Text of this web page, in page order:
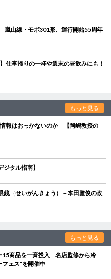
山線・モボ301形、運行開始55周年
仕事帰りの一杯や週末の昼飲みにも！
もっと見る
報はおっかないのか 【岡嶋教授の
タル指南】
（せいがんきょう）－本田雅俊の政
もっと見る
15商品を一斉投入 名店監修から冷
ェス”を開催中